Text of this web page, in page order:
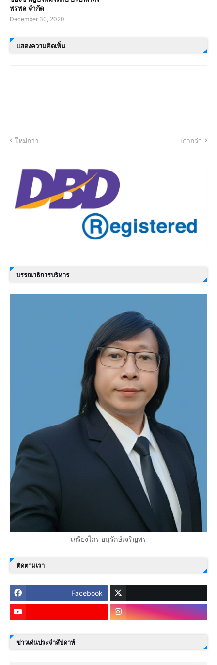
พรพล จำกัด
December 30, 2020
แสดงความคิดเห็น
ใหม่กว่า เก่ากว่า
บรรณาธิการบริหาร
เกรียงไกร อนุรักษ์เจริญพร
ติดตามเรา
Facebook
ข่าวเด่นประจำสัปดาห์